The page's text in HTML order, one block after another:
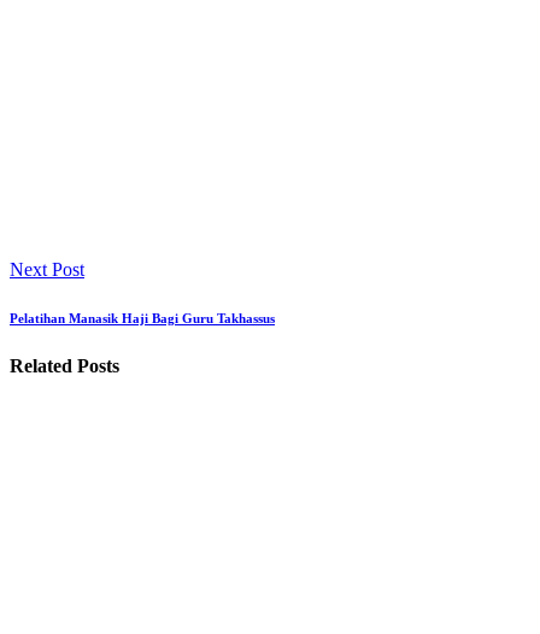
Next Post
Pelatihan Manasik Haji Bagi Guru Takhassus
Related Posts